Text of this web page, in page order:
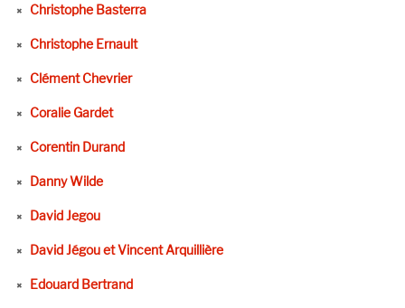
Christophe Basterra
Christophe Ernault
Clément Chevrier
Coralie Gardet
Corentin Durand
Danny Wilde
David Jegou
David Jégou et Vincent Arquillière
Edouard Bertrand